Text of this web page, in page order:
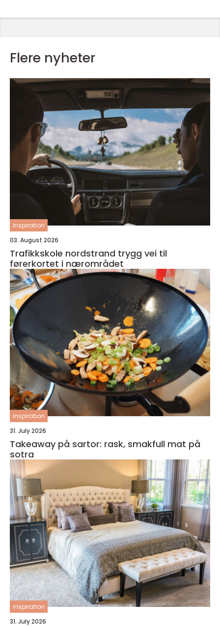
Flere nyheter
inspiration
03. August 2026
Trafikkskole nordstrand trygg vei til
førerkortet i nærområdet
inspiration
31. July 2026
Takeaway på sartor: rask, smakfull mat på
sotra
inspiration
31. July 2026